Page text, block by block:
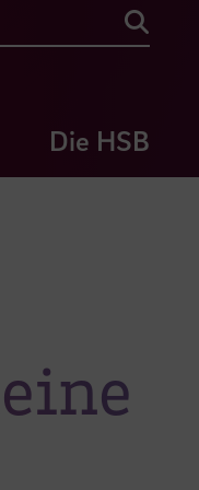
Suche
Die HSB